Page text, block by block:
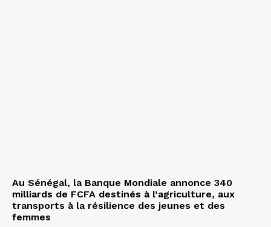
Au Sénégal, la Banque Mondiale annonce 340
milliards de FCFA destinés à l’agriculture, aux
transports à la résilience des jeunes et des
femmes